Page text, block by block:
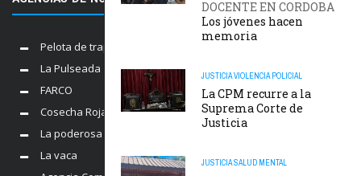
DOCENTE EN CORDOBA
Los jóvenes hacen
memoria
JUSTICIAVIOLENCIA POLICIAL
La CPM recurre a la
Suprema Corte de
Justicia
JUSTICIASALUD MENTAL
Pelota de trapo
La Pulseada
FARCO
Cosecha Roja
La poderosa
La vaca